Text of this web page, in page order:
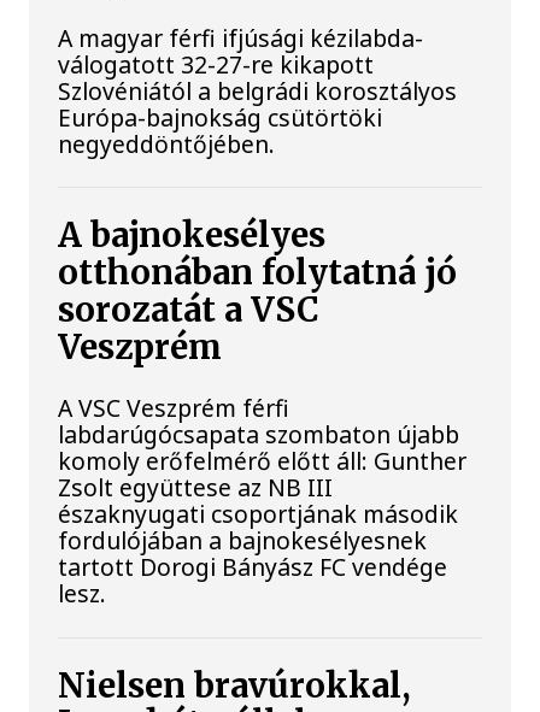
A magyar férfi ifjúsági kézilabda-
válogatott 32-27-re kikapott
Szlovéniától a belgrádi korosztályos
Európa-bajnokság csütörtöki
negyeddöntőjében.
A bajnokesélyes
otthonában folytatná jó
sorozatát a VSC
Veszprém
A VSC Veszprém férfi
labdarúgócsapata szombaton újabb
komoly erőfelmérő előtt áll: Gunther
Zsolt együttese az NB III
északnyugati csoportjának második
fordulójában a bajnokesélyesnek
tartott Dorogi Bányász FC vendége
lesz.
Nielsen bravúrokkal,